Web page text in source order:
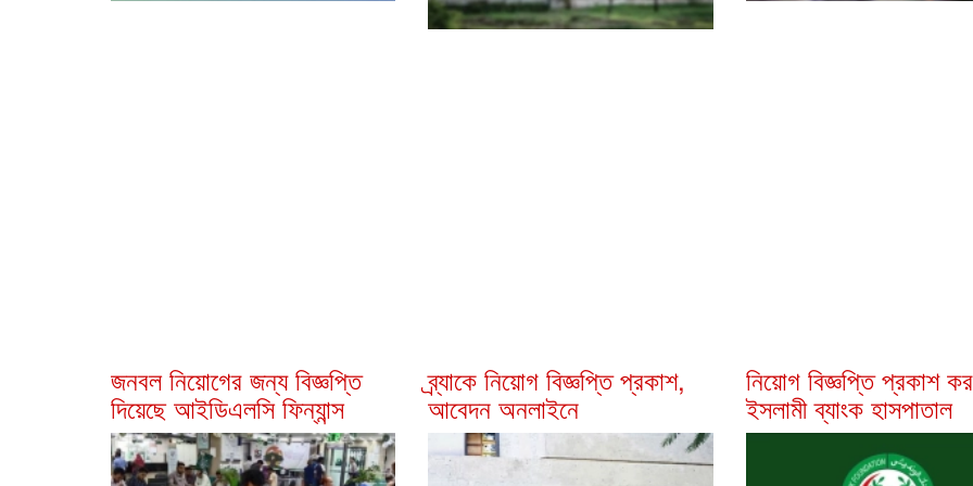
জনবল নিয়োগের জন্য বিজ্ঞপ্তি
দিয়েছে আইডিএলসি ফিন্যান্স
ব্র্যাকে নিয়োগ বিজ্ঞপ্তি প্রকাশ,
আবেদন অনলাইনে
নিয়োগ বিজ্ঞপ্তি প্রকাশ
ইসলামী ব্যাংক হাসপাতাল